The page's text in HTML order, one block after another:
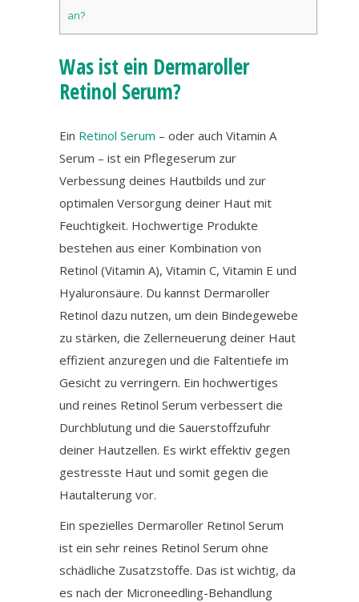
an?
Was ist ein Dermaroller
Retinol Serum?
Ein Retinol Serum – oder auch Vitamin A
Serum – ist ein Pflegeserum zur
Verbessung deines Hautbilds und zur
optimalen Versorgung deiner Haut mit
Feuchtigkeit. Hochwertige Produkte
bestehen aus einer Kombination von
Retinol (Vitamin A), Vitamin C, Vitamin E und
Hyaluronsäure. Du kannst Dermaroller
Retinol dazu nutzen, um dein Bindegewebe
zu stärken, die Zellerneuerung deiner Haut
effizient anzuregen und die Faltentiefe im
Gesicht zu verringern. Ein hochwertiges
und reines Retinol Serum verbessert die
Durchblutung und die Sauerstoffzufuhr
deiner Hautzellen. Es wirkt effektiv gegen
gestresste Haut und somit gegen die
Hautalterung vor.
Ein spezielles Dermaroller Retinol Serum
ist ein sehr reines Retinol Serum ohne
schädliche Zusatzstoffe. Das ist wichtig, da
es nach der Microneedling-Behandlung